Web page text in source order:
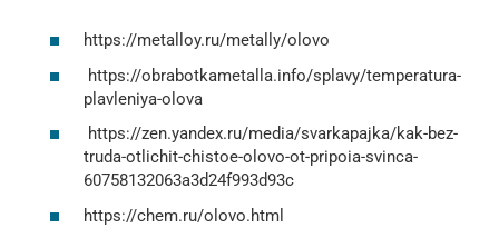
https://metalloy.ru/metally/olovo
https://obrabotkametalla.info/splavy/temperatura-
plavleniya-olova
https://zen.yandex.ru/media/svarkapajka/kak-bez-
truda-otlichit-chistoe-olovo-ot-pripoia-svinca-
60758132063a3d24f993d93c
https://chem.ru/olovo.html